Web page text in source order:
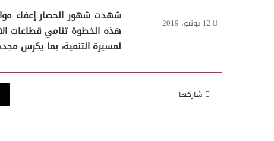
هذه الخطوة تنامي قطاعات
لمسيرة التنمية، بما يكرس
12 يونيو، 2019
شاركها